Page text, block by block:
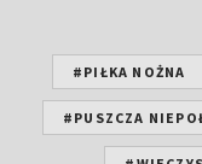
#PIŁKA NOŻNA
#PUSZCZA